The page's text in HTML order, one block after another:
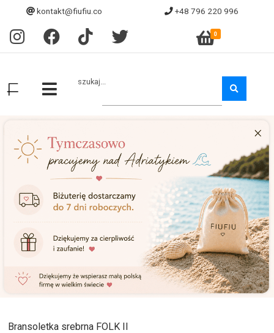
kontakt@fiufiu.co +48 796 220 996
0
szukaj...
Bransoletka srebrna FOLK II